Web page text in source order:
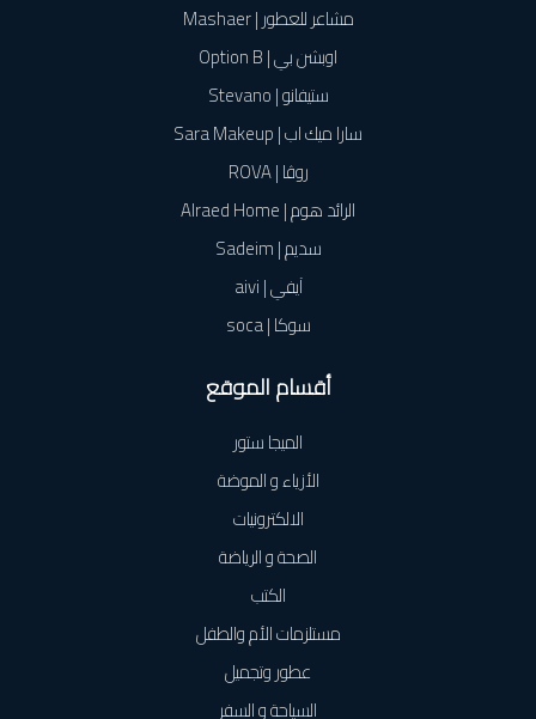
مشاعر للعطور | Mashaer
اوبشن بي | Option B
ستيفانو | Stevano
سارا ميك اب | Sara Makeup
روڤا | ROVA
الرائد هوم | Alraed Home
سديم | Sadeim
آيفي | aivi
سوكا | soca
أقسام الموقع
الميجا ستور
الأزياء و الموضة
الالكترونيات
الصحة و الرياضة
الكتب
مستلزمات الأم والطفل
عطور وتجميل
السياحة و السفر